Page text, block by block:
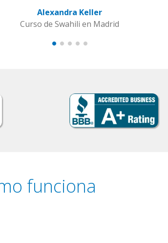
funciona